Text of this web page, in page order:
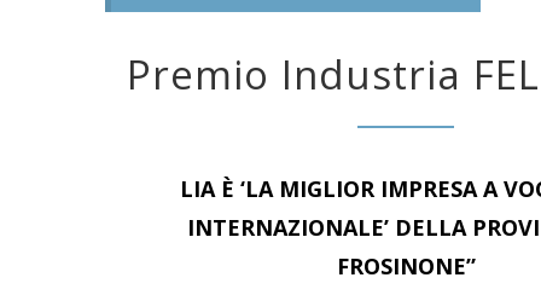
Premio Industria
LIA È ‘LA MIGLIOR IMPRESA A
INTERNAZIONALE’ DELLA
FROSINONE”